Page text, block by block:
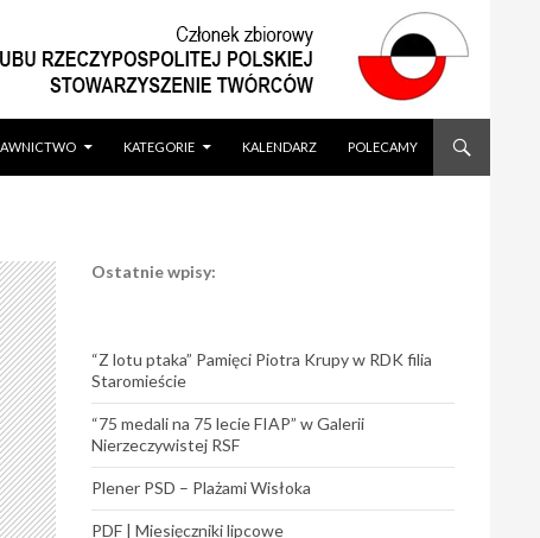
KATEGORIE KALENDARZ POLECAMY
Ostatnie wpisy:
“Z lotu ptaka” Pamięci Piotra Krupy w RDK filia
Staromieście
“75 medali na 75 lecie FIAP” w Galerii
Nierzeczywistej RSF
Plener PSD – Plażami Wisłoka
PDF | Miesięczniki lipcowe